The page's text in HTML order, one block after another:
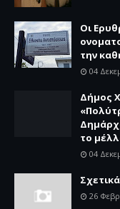
Οι
την
04
Δήμος
το
04
26